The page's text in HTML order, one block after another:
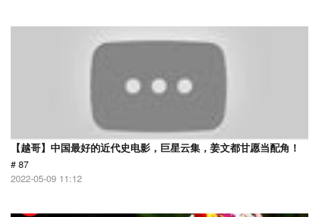
【越哥】中国最好的近代史电影，巨星云集，姜文都甘愿当配角！
# 87
2022-05-09 11:12